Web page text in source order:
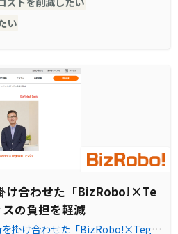
い
け合わせた「BizRobo!×Te
の負担を軽減
を掛け合わせた「BizRobo!×Tegak